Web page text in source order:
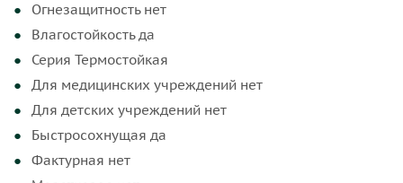
Огнезащитность нет
Влагостойкость да
Серия Термостойкая
Для медицинских учреждений нет
Для детских учреждений нет
Быстросохнущая да
Фактурная нет